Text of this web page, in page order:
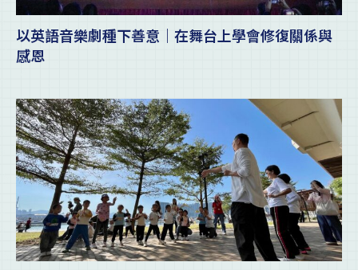
以英語音樂劇種下善意｜在舞台上學會修復關係與
感恩